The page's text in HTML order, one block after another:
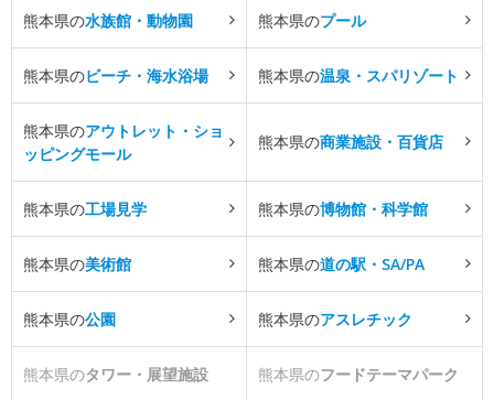
熊本県の水族館・動物園 熊本県のプール
熊本県のビーチ・海水浴場 熊本県の温泉・スパリゾート
熊本県のアウトレット・ショ
ッピングモール
熊本県の商業施設・百貨店
熊本県の工場見学 熊本県の博物館・科学館
熊本県の美術館 熊本県の道の駅・SA/PA
熊本県の公園 熊本県のアスレチック
熊本県のタワー・展望施設 熊本県のフードテーマパーク